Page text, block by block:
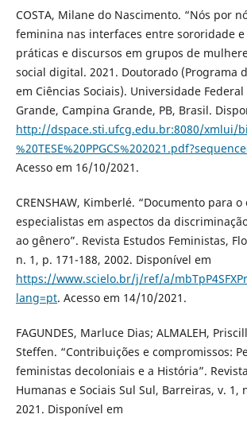
COSTA, Milane do Nascimento. “Nós por
feminina nas interfaces entre sororidade
práticas e discursos em grupos de
social digital. 2021. Doutorado (Programa
em Ciências Sociais). Universidade
Grande, Campina Grande, PB, Brasil.
http://dspace.sti.ufcg.edu.br:8080/xmlui/
Acesso em 16/10/2021.
CRENSHAW, Kimberlé. “Documento para
especialistas em aspectos da
ao gênero”. Revista Estudos Feministas,
n. 1, p. 171-188, 2002. Disponível em
https://www.scielo.br/j/ref/a/
lang=pt. Acesso em 14/10/2021.
FAGUNDES, Marluce Dias; ALMALEH,
Steffen. “Contribuições e compromissos:
feministas decoloniais e a História”.
Humanas e Sociais Sul Sul, Barreiras, v. 1,
2021. Disponível em